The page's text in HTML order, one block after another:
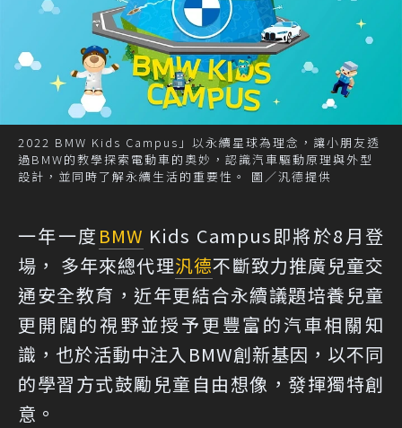
2022 BMW Kids Campus」以永續星球為理念，讓小朋友透
過BMW的教學探索電動車的奧妙，認識汽車驅動原理與外型
設計，並同時了解永續生活的重要性。 圖／汎德提供
一年一度 BMW Kids Campus即將於8月登
場， 多年來總代理汎德不斷致力推廣兒童交
通安全教育，近年更結合永續議題培養兒童
更開闊的視野並授予更豐富的汽車相關知
識，也於活動中注入BMW創新基因，以不同
的學習方式鼓勵兒童自由想像，發揮獨特創
意。